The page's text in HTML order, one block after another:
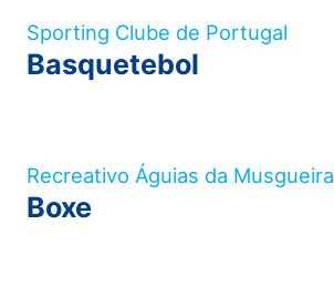
Sporting Clube de Portugal
Basquetebol
Recreativo Águias da Musgueira
Boxe